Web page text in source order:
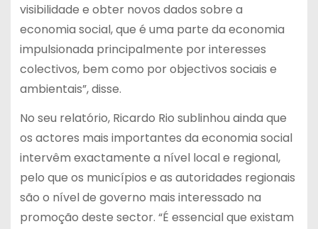
visibilidade e obter novos dados sobre a
economia social, que é uma parte da economia
impulsionada principalmente por interesses
colectivos, bem como por objectivos sociais e
ambientais”, disse.
No seu relatório, Ricardo Rio sublinhou ainda que
os actores mais importantes da economia social
intervêm exactamente a nível local e regional,
pelo que os municípios e as autoridades regionais
são o nível de governo mais interessado na
promoção deste sector. “É essencial que existam